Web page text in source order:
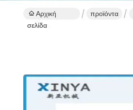
Αρχική
σελίδα
προϊόντα